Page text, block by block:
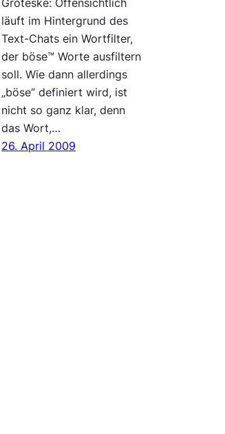
Groteske: Offensichtlich
läuft im Hintergrund des
Text-Chats ein Wortfilter,
der böse™ Worte ausfiltern
soll. Wie dann allerdings
„böse“ definiert wird, ist
nicht so ganz klar, denn
das Wort,…
26. April 2009